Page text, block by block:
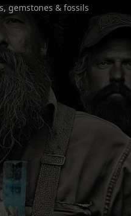
gemstones & fossils